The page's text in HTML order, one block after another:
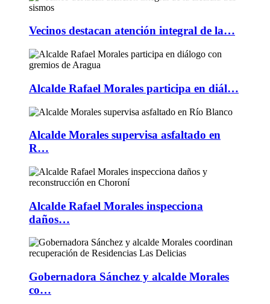
Vecinos destacan atención integral de la…
Alcalde Rafael Morales participa en diál…
Alcalde Morales supervisa asfaltado en
R…
Alcalde Rafael Morales inspecciona
daños…
Gobernadora Sánchez y alcalde Morales
co…